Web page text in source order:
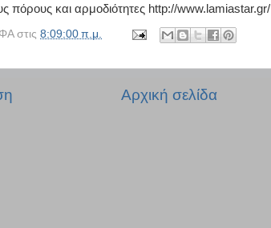
πόρους και αρμοδιότητες http://www.lamiastar.gr/
στις 8:09:00 π.μ.
Αρχική σελίδα